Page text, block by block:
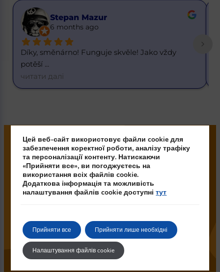
Stepan Mazur
6 months ago
Díky, směnárno! Funguje skvěle! Jako vždy
potěší ...
читати далі
ШОУ-РУМ ОБМІНУ ВАЛЮТ ТА
ПРОДАЖУ ЗОЛОТА DEALFIN У
ПРАЗІ
ліцензованих магазинах DealFin.
📍 Vladislavova 49/9, 110 00 Nové Město
Локація на карті
Цей веб-сайт використовує файли cookie для
забезпечення коректної роботи, аналізу трафіку
та персоналізації контенту. Натискаючи
«Прийняти все», ви погоджуєтесь на
використання всіх файлів cookie.
Додаткова інформація та можливість
налаштування файлів cookie доступнітут
Прийняти все Прийняти лише необхідні
Налаштування файлів cookie